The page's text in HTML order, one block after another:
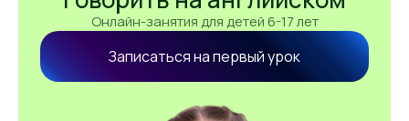
Онлайн-занятия для детей 6-17 лет
Записаться на первый урок